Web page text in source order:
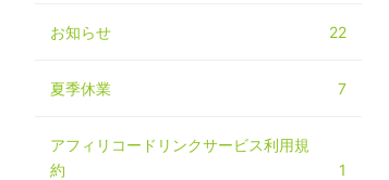
お知らせ 22
夏季休業 7
アフィリコードリンクサービス利用規
約
1